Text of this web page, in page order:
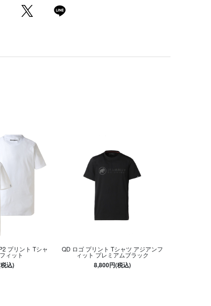
プリント Tシャ
ィット
込)
QD ロゴ プリント Tシャツ アジアンフ
ィット プレミアムブラック
8,800円(税込)